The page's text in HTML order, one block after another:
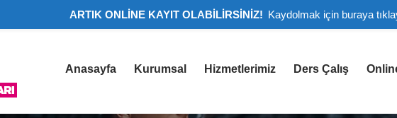
Anasayfa Kurumsal Hizmetlerimiz Ders Çalış
ARTIK ONLİNE KAYIT OLABİLİRSİNİZ! Kaydolmak için buraya